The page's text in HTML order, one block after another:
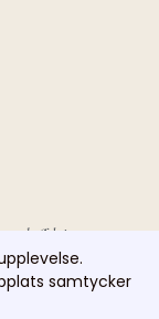
Service
samtycker